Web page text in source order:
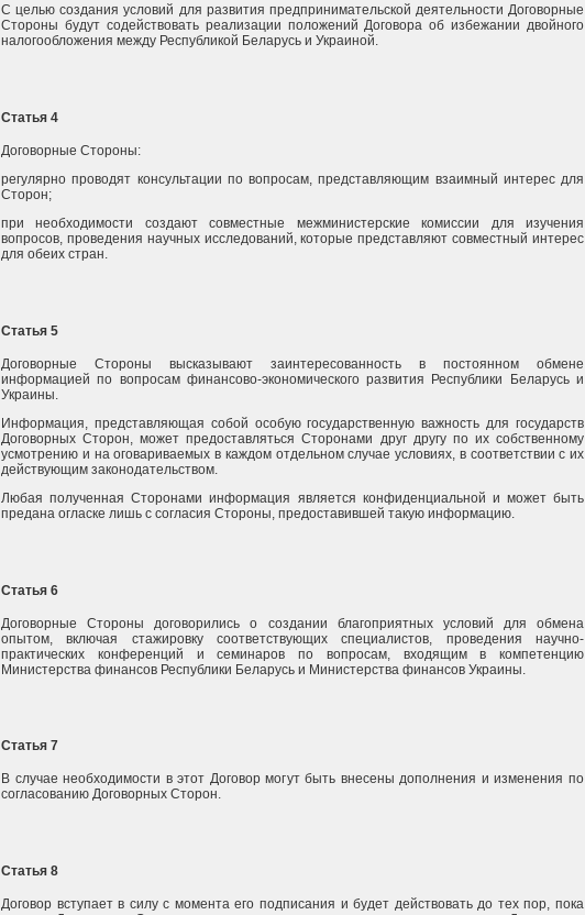
С целью создания условий для развития предпринимательской деятельности Договорные
Стороны будут содействовать реализации положений Договора об избежании двойного
налогообложения между Республикой Беларусь и Украиной.
Статья 4
Договорные Стороны:
регулярно проводят консультации по вопросам, представляющим взаимный интерес для
Сторон;
при необходимости создают совместные межминистерские комиссии для изучения
вопросов, проведения научных исследований, которые представляют совместный интерес
для обеих стран.
Статья 5
Договорные Стороны высказывают заинтересованность в постоянном обмене
информацией по вопросам финансово-экономического развития Республики Беларусь и
Украины.
Информация, представляющая собой особую государственную важность для государств
Договорных Сторон, может предоставляться Сторонами друг другу по их собственному
усмотрению и на оговариваемых в каждом отдельном случае условиях, в соответствии с их
действующим законодательством.
Любая полученная Сторонами информация является конфиденциальной и может быть
предана огласке лишь с согласия Стороны, предоставившей такую информацию.
Статья 6
Договорные Стороны договорились о создании благоприятных условий для обмена
опытом, включая стажировку соответствующих специалистов, проведения научно-
практических конференций и семинаров по вопросам, входящим в компетенцию
Министерства финансов Республики Беларусь и Министерства финансов Украины.
Статья 7
В случае необходимости в этот Договор могут быть внесены дополнения и изменения по
согласованию Договорных Сторон.
Статья 8
Договор вступает в силу с момента его подписания и будет действовать до тех пор, пока